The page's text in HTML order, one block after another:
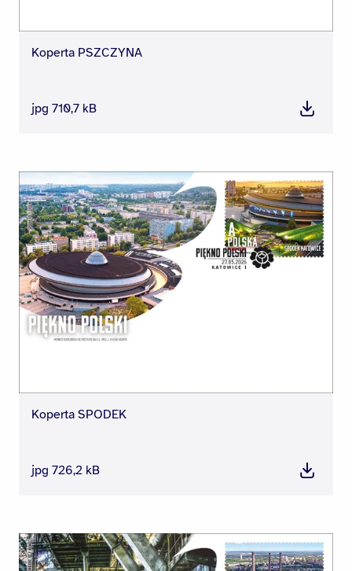
Koperta PSZCZYNA
jpg 710,7 kB
Pobierz
Koperta SPODEK
jpg 726,2 kB
Pobierz